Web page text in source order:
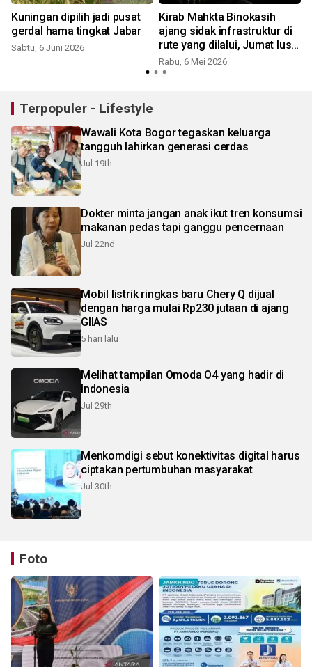
Kuningan dipilih jadi pusat
gerdal hama tingkat Jabar
Sabtu, 6 Juni 2026
Kirab Mahkta Binokasih
ajang sidak infrastruktur di
rute yang dilalui, Jumat lusa
digelar di Bogor
Rabu, 6 Mei 2026
Terpopuler - Lifestyle
Wawali Kota Bogor tegaskan keluarga
tangguh lahirkan generasi cerdas
Jul 19th
Dokter minta jangan anak ikut tren konsumsi
makanan pedas tapi ganggu pencernaan
Jul 22nd
Mobil listrik ringkas baru Chery Q dijual
dengan harga mulai Rp230 jutaan di ajang
GIIAS
5 hari lalu
Melihat tampilan Omoda O4 yang hadir di
Indonesia
Jul 29th
Menkomdigi sebut konektivitas digital harus
ciptakan pertumbuhan masyarakat
Jul 30th
Foto